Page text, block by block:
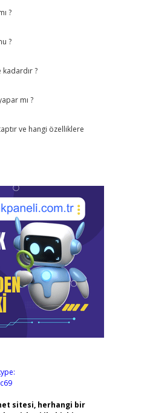
?
?
?
mı ?
ve hangi özelliklere
sitesi, herhangi bir